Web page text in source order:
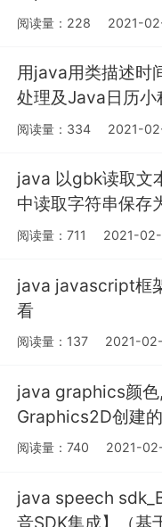
阅读量：228 2021-
用java用类描述时
处理及Java日历小
阅读量：334 2021-
java 以gbk读取文
中读取字符串保存
阅读量：711 2021-
java javascript框
看
阅读量：137 2021-
java graphics颜
Graphics2D创建
阅读量：740 2021-
java speech
音SDK集成】（基